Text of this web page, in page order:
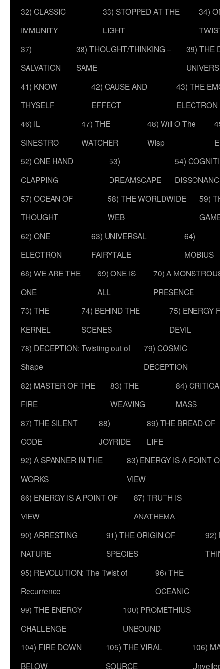
32) CLASSIC
IMMUNITY
33) STOPPED AT THE
LIGHT
34)
37)
SALVATION
38) THOUGHT/THINKING –
SAME
39) THE
41) KNOW
THYSELF
42) CAUSE AND
EFFECT
43) THE
ELECTRON
46) IL
SINESTRO
47) THE
WATCHER
48) Will O The
Wisp
52) ONE HAND
CLAPPING
53)
DREAMSCAPE
54)
57) OCEAN OF
THOUGHT
58) THE WORLDWIDE
WEB
59)
62) ONE
ELECTRON
63) UNIVERSAL
FAIRYTALE
64)
MOBIUS
68) WE ARE THE
ONE
69) ONE IS
ALL
70) A
PRESENCE
73) THE
KERNEL
74) BEHIND THE
SCENES
75) ENERGY
DEVIL
78) DECEPTION: Twisting out of
Shape
79) COSMIC
DECEPTION
82) MASTER OF THE
FIRE
83) THE
WEAVING
84)
MASS
87) THE SILENT
CODE
88)
JOYRIDE
89) THE BREAD OF
LIFE
92) A SPANNER IN THE
WORKS
83) ENERGY IS A POINT
VIEW
86) ENERGY IS A POINT OF
VIEW
87) TRUTH IS
ANATHEMA
90) ARRESTING
NATURE
91) THE ORIGIN OF
SPECIES
92)
95) REVOLUTION: The Twist of
Recurrence
96) THE
OCEANIC
99) THE ENERGY
CHALLENGE
100) PROMETHIUS
UNBOUND
104) FIRE DOWN
BELOW
105) THE VIRAL
SOURCE
106)